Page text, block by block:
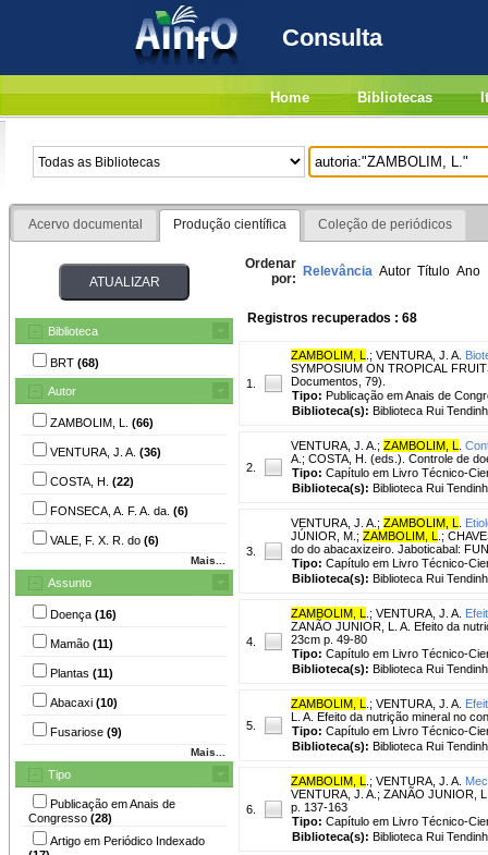
Consulta
Home Bibliotecas
Acervo documental Produção científica Coleção de periódicos
Biblioteca
BRT (68)
Autor
ZAMBOLIM, L. (66)
VENTURA, J. A. (36)
COSTA, H. (22)
FONSECA, A. F. A. da. (6)
VALE, F. X. R. do (6)
Mais...
Assunto
Doença (16)
Mamão (11)
Plantas (11)
Abacaxi (10)
Fusariose (9)
Mais...
Tipo
Publicação em Anais de
Congresso (28)
Artigo em Periódico Indexado
Ordenar
por: Relevância Autor Título Ano
Registros recuperados : 68
1.
ZAMBOLIM, L ; VENTURA, J. A.
SYMPOSIUM ON TROPICAL
Documentos, 79).
Tipo: Publicação em Anais de
Biblioteca(s): Biblioteca Rui
2.
VENTURA, J. A. ; ZAMBOLIM, L
A.; COSTA, H. (eds.). Controle de
Tipo: Capítulo em Livro Técnico-
Biblioteca(s): Biblioteca Rui
3.
VENTURA, J. A. ; ZAMBOLIM, L
JÚNIOR, M.; ZAMBOLIM, L
.;
do do abacaxizeiro. Jaboticabal:
Tipo: Capítulo em Livro Técnico-
Biblioteca(s): Biblioteca Rui
4.
ZAMBOLIM, L ; VENTURA, J. A.
ZANÃO JUNIOR, L. A. Efeito da
23cm p. 49-80
Tipo: Capítulo em Livro Técnico-
Biblioteca(s): Biblioteca Rui
5.
ZAMBOLIM, L ; VENTURA, J. A.
L. A. Efeito da nutrição mineral no
Tipo: Capítulo em Livro Técnico-
Biblioteca(s): Biblioteca Rui
6.
ZAMBOLIM, L ; VENTURA, J. A.
VENTURA, J. A.; ZANÃO JUNIOR,
p. 137-163
Tipo: Capítulo em Livro Técnico-
Biblioteca(s): Biblioteca Rui